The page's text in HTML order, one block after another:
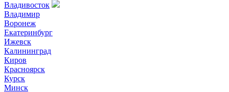
Владивосток
Владимир
Воронеж
Екатеринбург
Ижевск
Калининград
Киров
Красноярск
Курск
Минск